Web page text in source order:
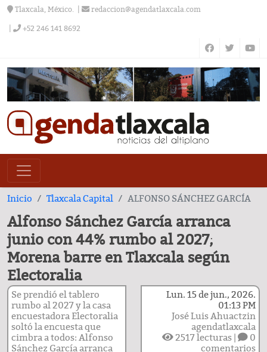
Tlaxcala, México. redaccion@agendatlaxcala.com
+52 246 141 8692
Inicio Tlaxcala Capital ALFONSO SÁNCHEZ GARCÍA
Alfonso Sánchez García arranca
junio con 44% rumbo al 2027;
Morena barre en Tlaxcala según
Electoralia
Se prendió el tablero
rumbo al 2027 y la casa
encuestadora Electoralia
soltó la encuesta que
cimbra a todos: Alfonso
Sánchez García arranca
Lun. 15 de jun., 2026.
01:13 PM
José Luis Ahuactzin
agendatlaxcala
2517lecturas |
0
comentarios